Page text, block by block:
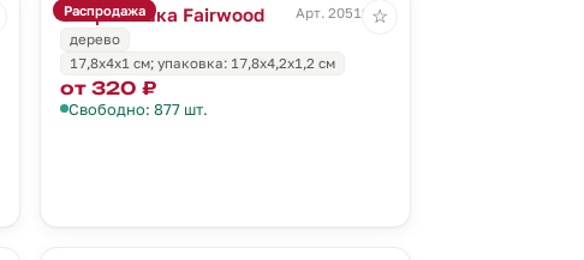
Распродажа
Открывашка Fairwood
Арт. 20519.00
дерево
17,8х4х1 см; упаковка: 17,8х4,2х1,2 см
от 320 ₽
Свободно: 877 шт.
☆